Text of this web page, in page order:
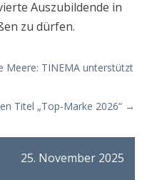
Auszubildende in
zu dürfen.
Meere: TINEMA unterstützt
Titel „Top-Marke 2026“ →
25. November 2025